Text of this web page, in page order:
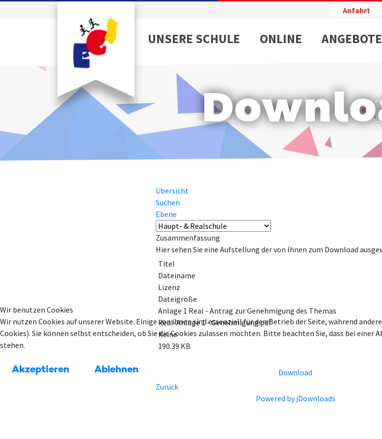
Anfahrt
UNSERE SCHULE ONLINE ANGEBOTE
Übersicht
Suchen
Ebene
Zusammenfassung
Hier sehen Sie eine Aufstellung der von Ihnen zum Download
Titel
Dateiname
Lizenz
Dateigröße
Anlage 1 Real - Antrag zur Genehmigung des Themas
Real-Anlage 1 - Genehmigung.pdf
Keine
190.39 KB
Download
Zurück
Powered by jDownloads
Wir benutzen Cookies
Wir nutzen Cookies auf unserer Website. Einige von ihnen sind essenziell für den Betrieb der Seite, während
Cookies). Sie können selbst entscheiden, ob Sie die Cookies zulassen möchten. Bitte beachten Sie, dass bei
stehen.
Akzeptieren Ablehnen